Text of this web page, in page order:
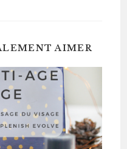
AIMER